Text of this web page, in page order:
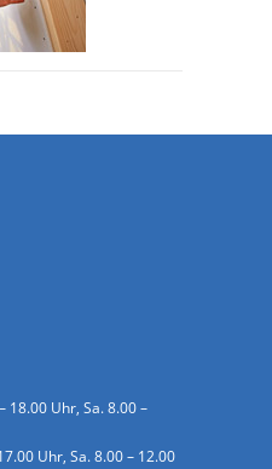
18.00 Uhr, Sa. 8.00 –
Uhr, Sa. 8.00 – 12.00